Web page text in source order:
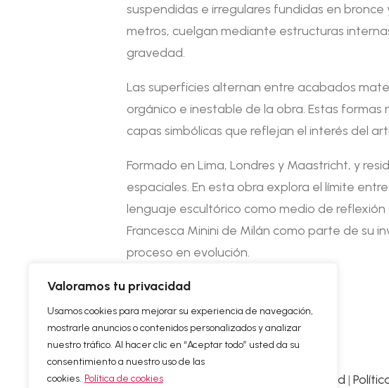
Valoramos tu privacidad
Usamos cookies para mejorar su experiencia de navegación,
mostrarle anuncios o contenidos personalizados y analizar
nuestro tráfico. Al hacer clic en “Aceptar todo” usted da su
consentimiento a nuestro uso de las
cookies. Política de cookies
suspendidas e irregulares fundidas en
metros, cuelgan mediante estructuras
gravedad.
Las superficies alternan entre acabados
orgánico e inestable de la obra. Estas
capas simbólicas que reflejan el interés del
Formado en Lima, Londres y Maastricht, y
espaciales. En esta obra explora el límite
lenguaje escultórico como medio de
Francesca Minini de Milán como parte de su
proceso en evolución.
© 2025 Alfa Arte |Aviso Legal Política de Privacidad |